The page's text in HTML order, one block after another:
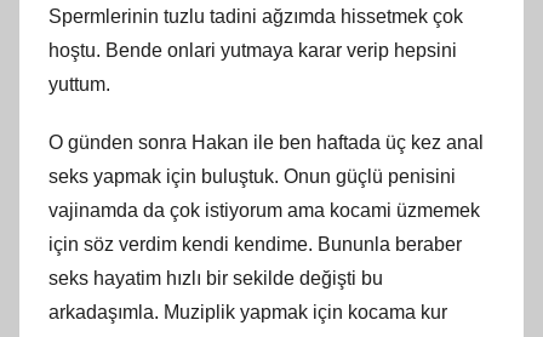
Spermlerinin tuzlu tadini ağzımda hissetmek çok
hoştu. Bende onlari yutmaya karar verip hepsini
yuttum.
O günden sonra Hakan ile ben haftada üç kez anal
seks yapmak için buluştuk. Onun güçlü penisini
vajinamda da çok istiyorum ama kocami üzmemek
için söz verdim kendi kendime. Bununla beraber
seks hayatim hızlı bir sekilde değişti bu
arkadaşımla. Muziplik yapmak için kocama kur